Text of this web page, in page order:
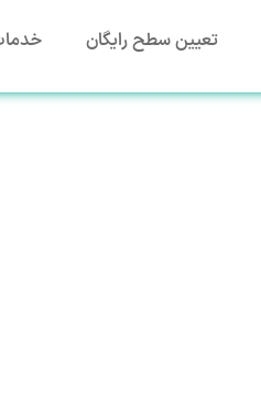
تعیین سطح رایگان